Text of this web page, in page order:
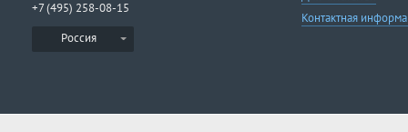
+7 (495) 258-08-15
Россия
Контактная